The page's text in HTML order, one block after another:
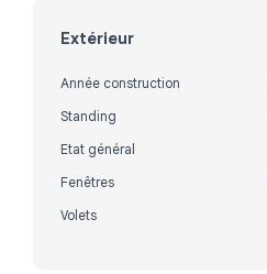
Extérieur
Année construction
Standing
Etat général
Fenêtres
Volets